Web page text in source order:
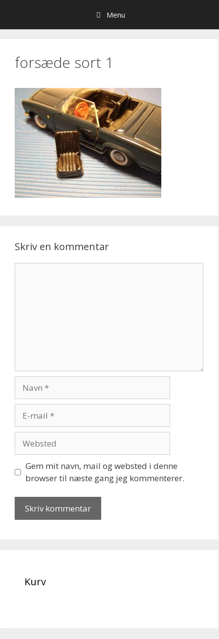
indhold
Menu
forsæde sort 1
Skriv en kommentar
mail
Gem mit navn, mail og websted i denne
browser til næste gang jeg kommenterer.
Kurv